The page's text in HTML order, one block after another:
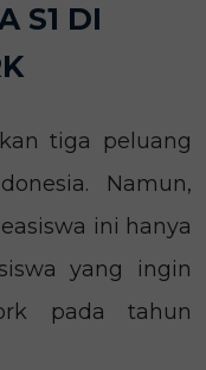
S1 DI
tiga peluang
Namun,
ini hanya
yang ingin
pada tahun